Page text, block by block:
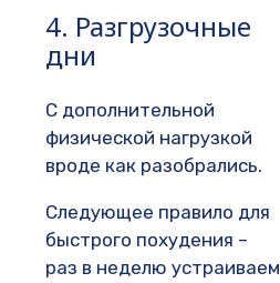
4. Разгрузочные
дни
С дополнительной
физической нагрузкой
вроде как разобрались.
Следующее правило для
быстрого похудения –
раз в неделю устраиваем